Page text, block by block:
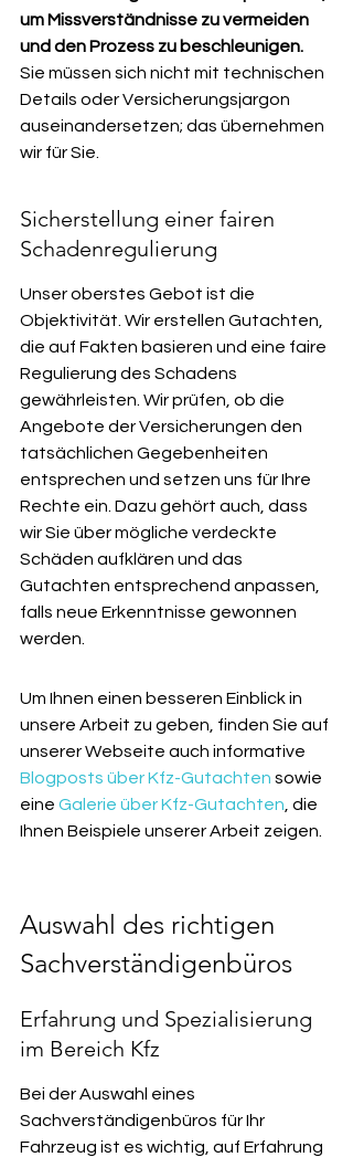
um Missverständnisse zu vermeiden
und den Prozess zu beschleunigen.
Sie müssen sich nicht mit technischen
Details oder Versicherungsjargon
auseinandersetzen; das übernehmen
wir für Sie.
Sicherstellung einer fairen
Schadenregulierung
Unser oberstes Gebot ist die
Objektivität. Wir erstellen Gutachten,
die auf Fakten basieren und eine faire
Regulierung des Schadens
gewährleisten. Wir prüfen, ob die
Angebote der Versicherungen den
tatsächlichen Gegebenheiten
entsprechen und setzen uns für Ihre
Rechte ein. Dazu gehört auch, dass
wir Sie über mögliche verdeckte
Schäden aufklären und das
Gutachten entsprechend anpassen,
falls neue Erkenntnisse gewonnen
werden.
Um Ihnen einen besseren Einblick in
unsere Arbeit zu geben, finden Sie auf
unserer Webseite auch informative
Blogposts über Kfz-Gutachten sowie
eine Galerie über Kfz-Gutachten , die
Ihnen Beispiele unserer Arbeit zeigen.
Auswahl des richtigen
Sachverständigenbüros
Erfahrung und Spezialisierung
im Bereich Kfz
Bei der Auswahl eines
Sachverständigenbüros für Ihr
Fahrzeug ist es wichtig, auf Erfahrung